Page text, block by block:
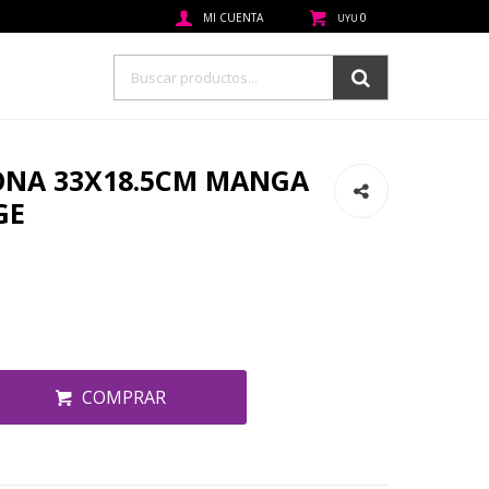
UYU 0
33X18.5CM MANGA
COMPRAR